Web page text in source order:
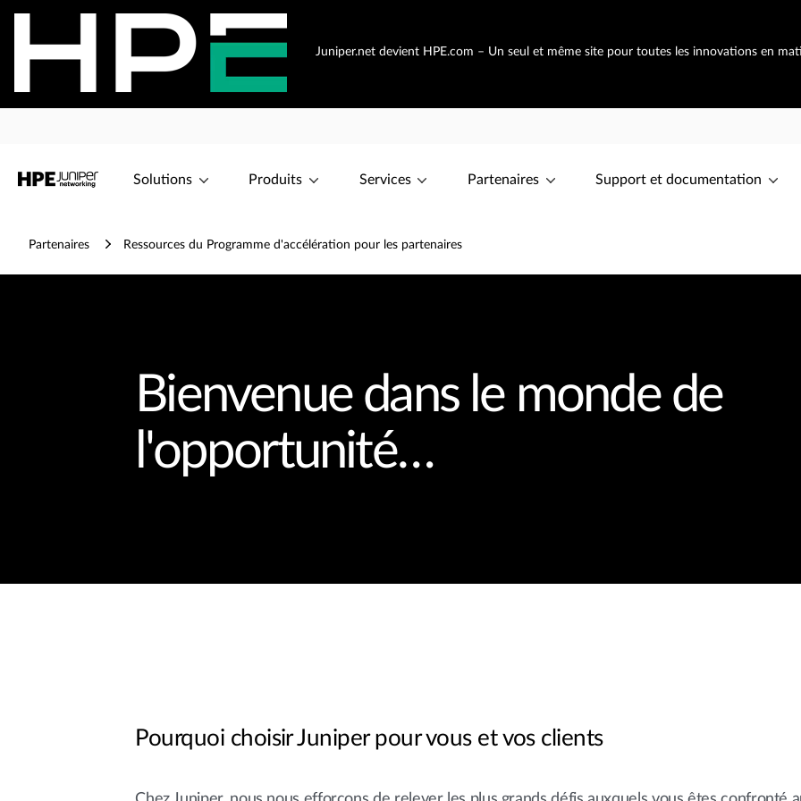
Juniper.net devient HPE.com – Un seul et même site pour toutes les innovations en
Solutions Produits Services Partenaires Support et documentation
Partenaires Ressources du Programme d'accélération pour les partenaires
Bienvenue dans le monde de
l'opportunité…
Pourquoi choisir Juniper pour vous et vos clients